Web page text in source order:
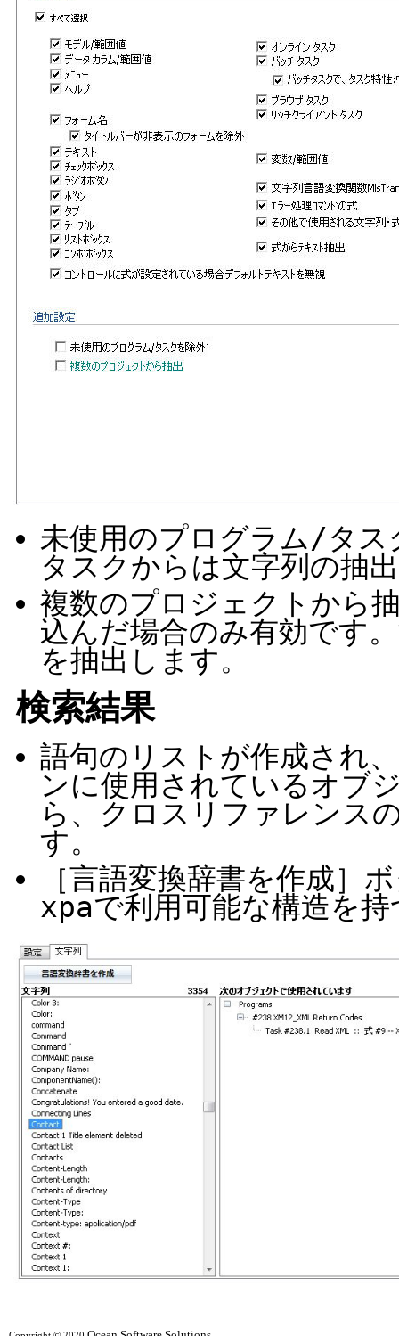
未使用のプログラム/タ
タスクからは文字列の抽
複数のプロジェクトから
込んだ場合のみ有効です
を抽出します。
検索結果
語句のリストが作成され
ンに使用されているオブ
ら、クロスリファレンス
す。
［言語変換辞書を作成］
xpaで利用可能な構造を